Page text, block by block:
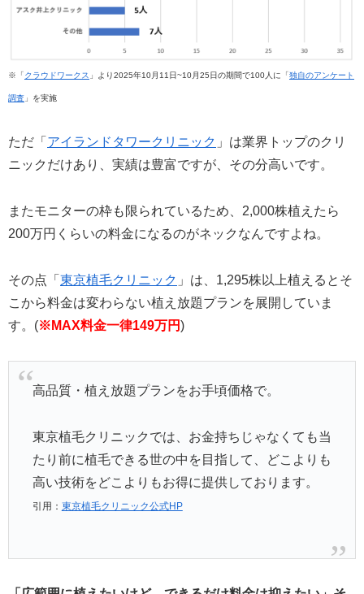
※「クラウドワークス 」より2025年10月11日~10月25日の期間で100人に「独自のアンケート
調査 」を実施
ただ「 アイランドタワークリニック 」は業界トップのクリ
ニックだけあり、実績は豊富ですが、その分高いです。
またモニターの枠も限られているため、2,000株植えたら
200万円くらいの料金になるのがネックなんですよね。
その点「 東京植毛クリニック 」は、1,295株以上植えるとそ
こから料金は変わらない植え放題プランを展開していま
す。(※MAX料金一律149万円)
高品質・植え放題プランをお手頃価格で。
東京植毛クリニックでは、お金持ちじゃなくても当
たり前に植毛できる世の中を目指して、どこよりも
高い技術をどこよりもお得に提供しております。
引用： 東京植毛クリニック公式HP